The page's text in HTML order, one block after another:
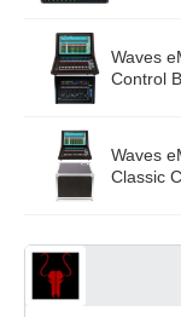
Waves
Control
Waves
Classic